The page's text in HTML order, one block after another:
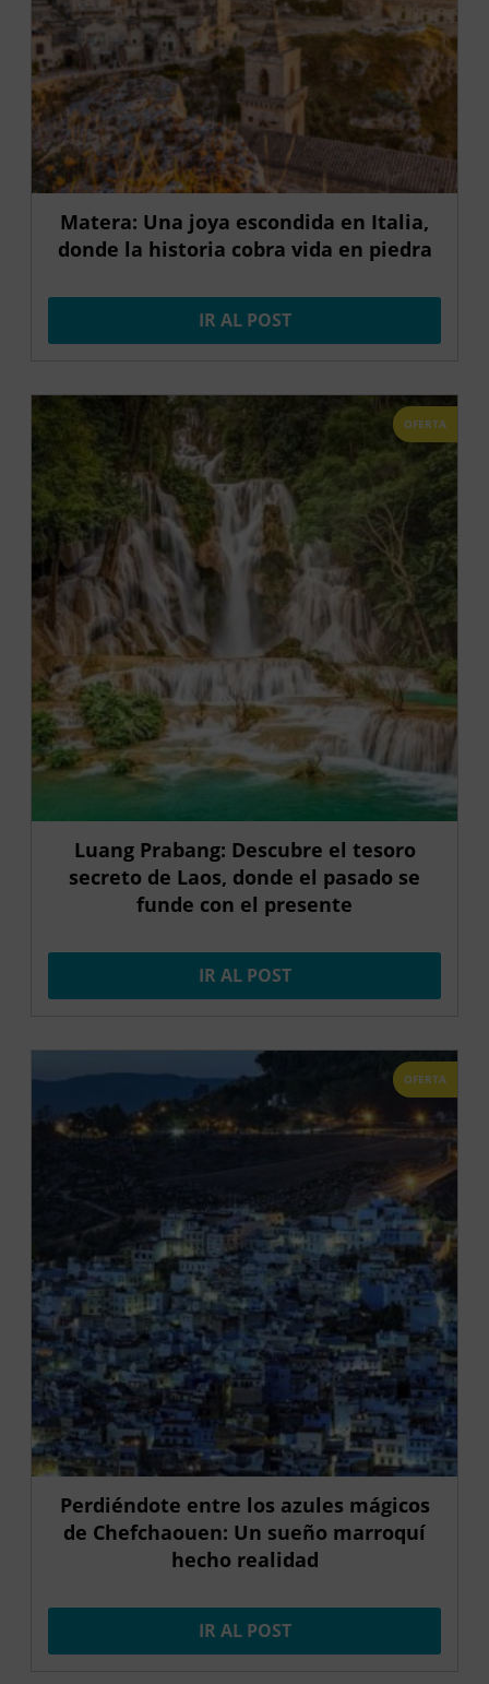
Matera: Una joya escondida en Italia,
donde la historia cobra vida en piedra
IR AL POST
OFERTA
Luang Prabang: Descubre el tesoro
secreto de Laos, donde el pasado se
funde con el presente
IR AL POST
OFERTA
Perdiéndote entre los azules mágicos
de Chefchaouen: Un sueño marroquí
hecho realidad
IR AL POST